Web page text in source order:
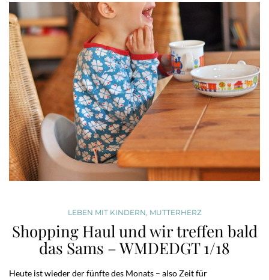
LEBEN MIT KINDERN, MUTTERHERZ
Shopping Haul und wir treffen bald
das Sams – WMDEDGT 1/18
Heute ist wieder der fünfte des Monats – also Zeit für